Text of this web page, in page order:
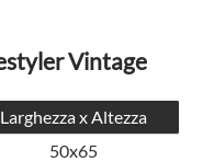
Vintage
Larghezza x Altezza
50x65